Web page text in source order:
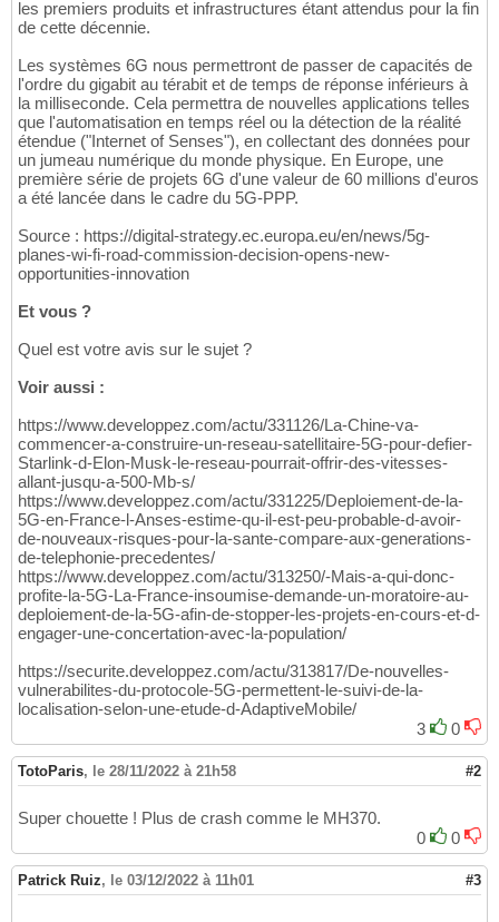
les premiers produits et infrastructures étant attendus pour la fin
de cette décennie.
Les systèmes 6G nous permettront de passer de capacités de
l'ordre du gigabit au térabit et de temps de réponse inférieurs à
la milliseconde. Cela permettra de nouvelles applications telles
que l'automatisation en temps réel ou la détection de la réalité
étendue ("Internet of Senses"), en collectant des données pour
un jumeau numérique du monde physique. En Europe, une
première série de projets 6G d'une valeur de 60 millions d'euros
a été lancée dans le cadre du 5G-PPP.
Source : https://digital-strategy.ec.europa.eu/en/news/5g-
planes-wi-fi-road-commission-decision-opens-new-
opportunities-innovation
Et vous ?
Quel est votre avis sur le sujet ?
Voir aussi :
https://www.developpez.com/actu/331126/La-Chine-va-
commencer-a-construire-un-reseau-satellitaire-5G-pour-defier-
Starlink-d-Elon-Musk-le-reseau-pourrait-offrir-des-vitesses-
allant-jusqu-a-500-Mb-s/
https://www.developpez.com/actu/331225/Deploiement-de-la-
5G-en-France-l-Anses-estime-qu-il-est-peu-probable-d-avoir-
de-nouveaux-risques-pour-la-sante-compare-aux-generations-
de-telephonie-precedentes/
https://www.developpez.com/actu/313250/-Mais-a-qui-donc-
profite-la-5G-La-France-insoumise-demande-un-moratoire-au-
deploiement-de-la-5G-afin-de-stopper-les-projets-en-cours-et-d-
engager-une-concertation-avec-la-population/
https://securite.developpez.com/actu/313817/De-nouvelles-
vulnerabilites-du-protocole-5G-permettent-le-suivi-de-la-
localisation-selon-une-etude-d-AdaptiveMobile/
3
0
TotoParis, le 28/11/2022 à 21h58 #2
Super chouette ! Plus de crash comme le MH370.
0
0
Patrick Ruiz, le 03/12/2022 à 11h01 #3